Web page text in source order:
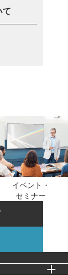
て
イベント・
セミナー